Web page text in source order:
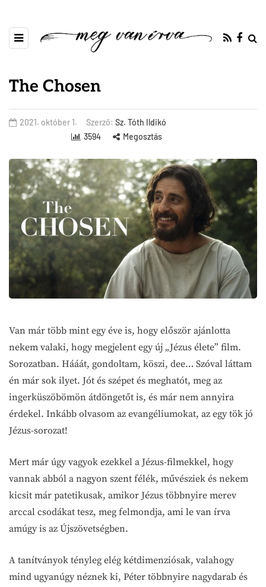
The Chosen
2021. október 1. Szerző: Sz. Tóth Ildikó
3594
Megosztás
Van már több mint egy éve is, hogy először ajánlotta
nekem valaki, hogy megjelent egy új „Jézus élete” film.
Sorozatban. Hááát, gondoltam, köszi, dee… Szóval láttam
én már sok ilyet. Jót és szépet és meghatót, meg az
ingerküszöbömön átdöngetőt is, és már nem annyira
érdekel. Inkább olvasom az evangéliumokat, az egy tök jó
Jézus-sorozat!
Mert már úgy vagyok ezekkel a Jézus-filmekkel, hogy
vannak abból a nagyon szent félék, művésziek és nekem
kicsit már patetikusak, amikor Jézus többnyire merev
arccal csodákat tesz, meg felmondja, ami le van írva
amúgy is az Újszövetségben.
A tanítványok tényleg elég kétdimenziósak, valahogy
mind ugyanúgy néznek ki, Péter többnyire nagydarab és